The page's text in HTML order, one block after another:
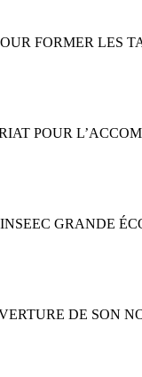
FORMER LES
POUR
GRANDE
DE SON